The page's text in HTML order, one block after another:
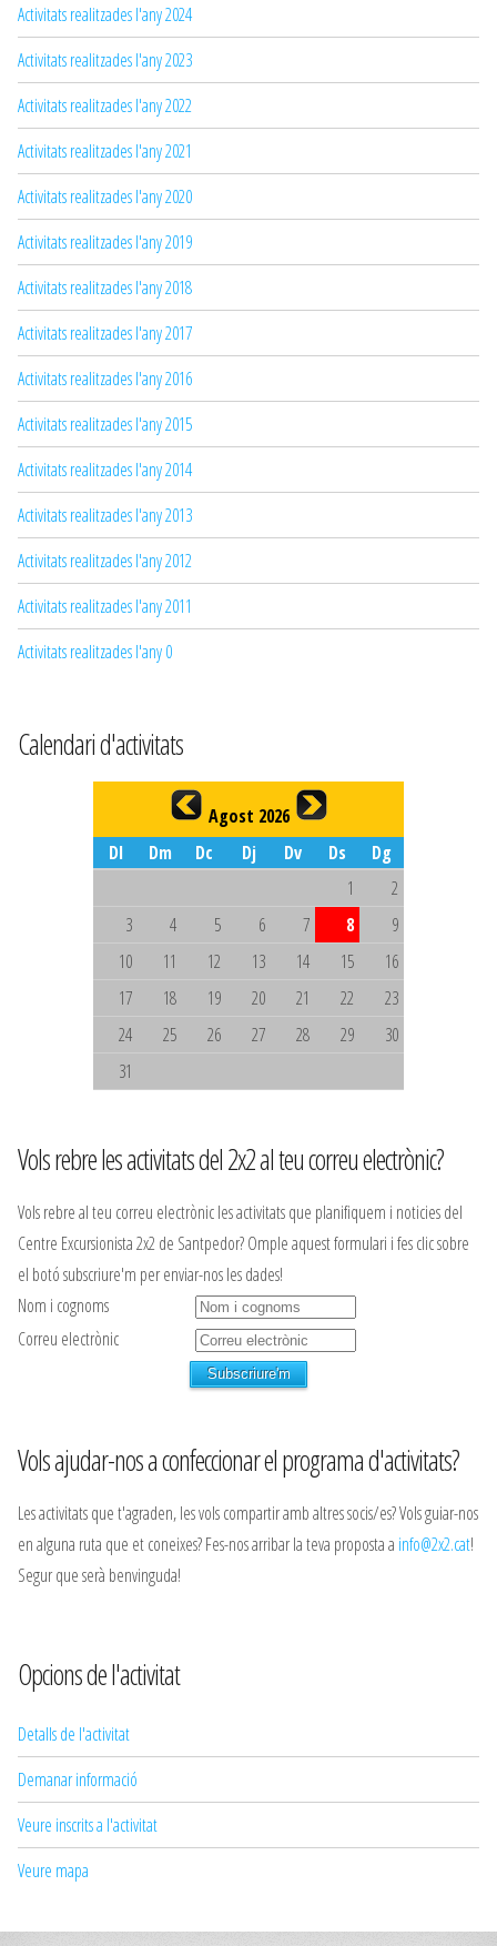
Activitats realitzades l'any 2024
Activitats realitzades l'any 2023
Activitats realitzades l'any 2022
Activitats realitzades l'any 2021
Activitats realitzades l'any 2020
Activitats realitzades l'any 2019
Activitats realitzades l'any 2018
Activitats realitzades l'any 2017
Activitats realitzades l'any 2016
Activitats realitzades l'any 2015
Activitats realitzades l'any 2014
Activitats realitzades l'any 2013
Activitats realitzades l'any 2012
Activitats realitzades l'any 2011
Activitats realitzades l'any 0
Calendari d'activitats
Agost 2026
Dl
Dm Dc Dj Dv Ds
Dg
1
2
3
4 5 6 7 8
9
10
11 12 13 14 15
16
17
18 19 20 21 22
23
24
25 26 27 28 29
30
31
Vols rebre les activitats del 2x2 al teu correu electrònic?
Vols rebre al teu correu electrònic les activitats que planifiquem i noticies del
Centre Excursionista 2x2 de Santpedor? Omple aquest formulari i fes clic sobre
el botó subscriure'm per enviar-nos les dades!
Nom i cognoms
Correu electrònic
Vols ajudar-nos a confeccionar el programa d'activitats?
Les activitats que t'agraden, les vols compartir amb altres socis/es? Vols guiar-nos
en alguna ruta que et coneixes? Fes-nos arribar la teva proposta a info@2x2.cat!
Segur que serà benvinguda!
Opcions de l'activitat
Detalls de l'activitat
Demanar informació
Veure inscrits a l'activitat
Veure mapa